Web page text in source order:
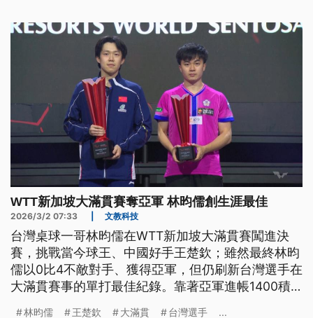
WTT新加坡大滿貫賽奪亞軍 林昀儒創生涯最佳
2026/3/2 07:33 文教科技
台灣桌球一哥林昀儒在WTT新加坡大滿貫賽闖進決
賽，挑戰當今球王、中國好手王楚欽；雖然最終林昀
儒以0比4不敵對手、獲得亞軍，但仍刷新台灣選手在
大滿貫賽事的單打最佳紀錄。靠著亞軍進帳1400積
林昀儒 王楚欽 大滿貫 台灣選手 ...